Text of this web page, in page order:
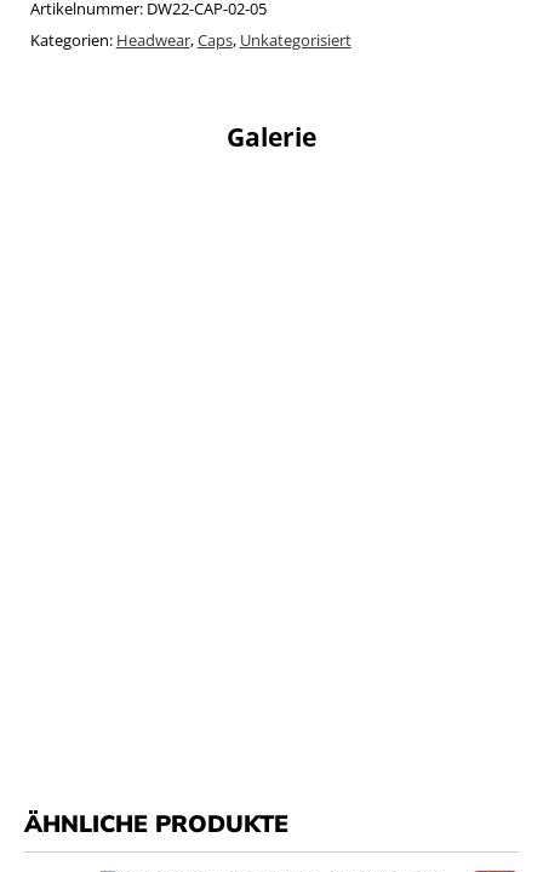
Artikelnummer: DW22-CAP-02-05
Kategorien: Headwear,Caps, Unkategorisiert
Galerie
ÄHNLICHE PRODUKTE